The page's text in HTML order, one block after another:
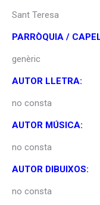
Sant Teresa
PARRÒQUIA /
genèric
AUTOR LLETRA:
no consta
AUTOR MÚSICA:
no consta
AUTOR DIBUIXOS:
no consta